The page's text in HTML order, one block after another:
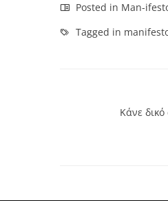
Posted in Man-
Tagged in
Κάνε